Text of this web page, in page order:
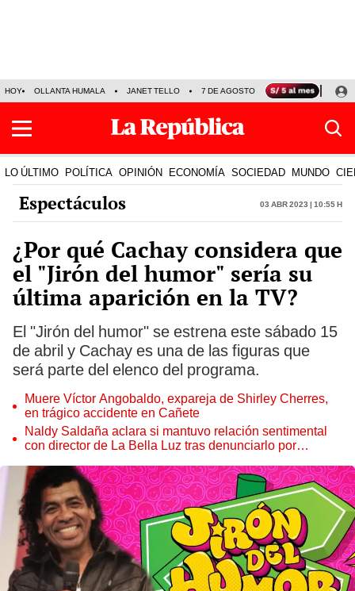
HOY OLLANTA HUMALA JANET TELLO 7 DE AGOSTO TINKA RESULTADOS
LO ÚLTIMO POLÍTICA OPINIÓN ECONOMÍA SOCIEDAD MUNDO
Espectáculos 03 Abr 2023 | 10:55 h
¿Por qué Cachay considera que
el "Jirón del humor" sería su
última aparición en la TV?
El "Jirón del humor" se estrena este sábado 15
de abril y Cachay es una de las figuras que
será parte del elenco del programa.
Muere Víctor Angobaldo, expareja de Shirley Cherres,
en trágico accidente en Cañete
Naldy Saldaña aclara si mantuvo relación sentimental
con director de La Bella Luz tras denunciarlo por